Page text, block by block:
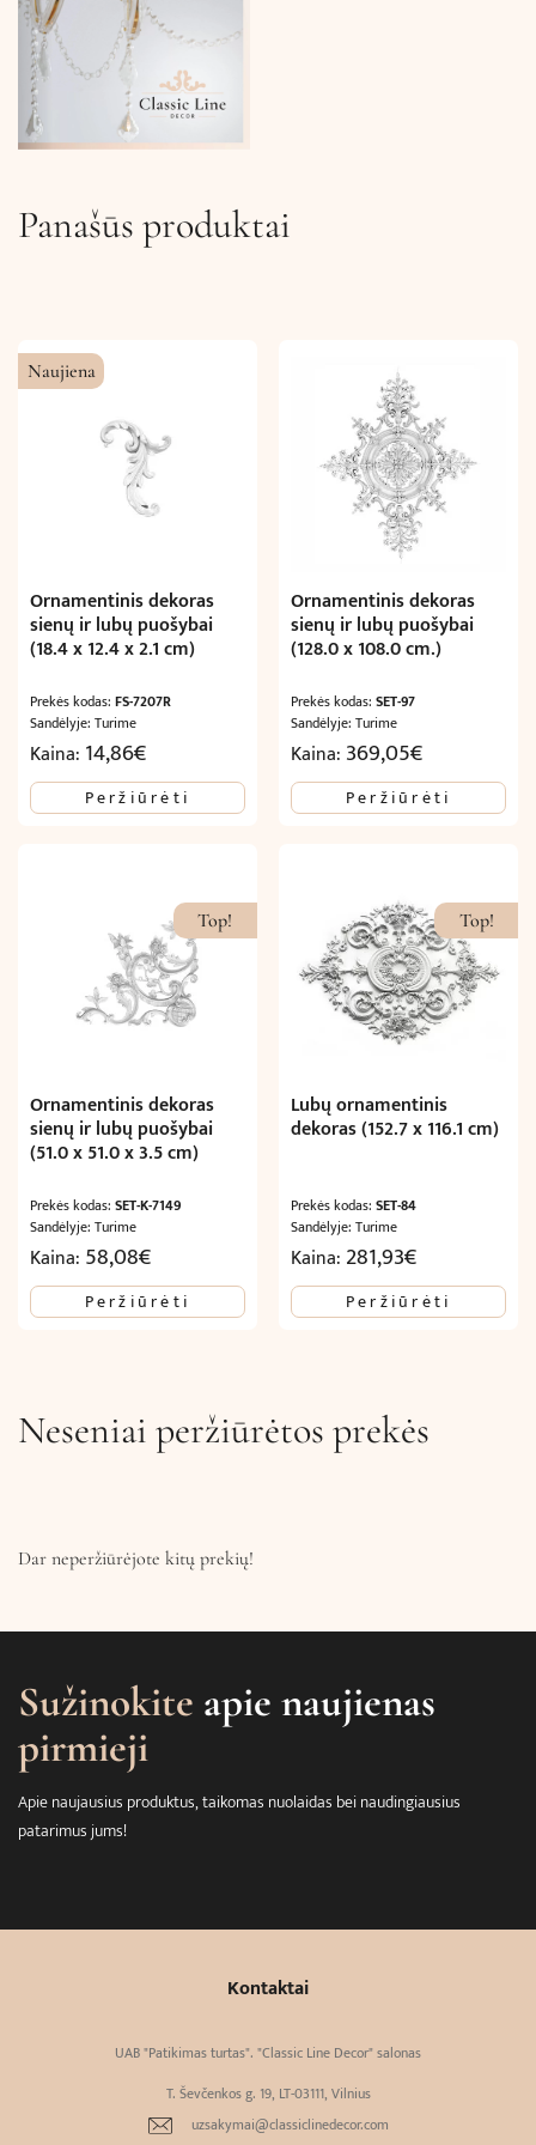
Panašūs produktai
Naujiena
Ornamentinis dekoras
sienų ir lubų puošybai
(18.4 x 12.4 x 2.1 cm)
Prekės kodas: FS-7207R
Sandėlyje: Turime
Kaina: 14,86€
Peržiūrėti
Ornamentinis dekoras
sienų ir lubų puošybai
(128.0 x 108.0 cm.)
Prekės kodas:SET-97
Sandėlyje: Turime
Kaina: 369,05€
Peržiūrėti
Top!
Ornamentinis dekoras
sienų ir lubų puošybai
(51.0 x 51.0 x 3.5 cm)
Prekės kodas: SET-K-7149
Sandėlyje: Turime
Kaina: 58,08€
Peržiūrėti
Top!
Lubų ornamentinis
dekoras (152.7 x 116.1 cm)
Prekės kodas:SET-84
Sandėlyje: Turime
Kaina: 281,93€
Peržiūrėti
Neseniai peržiūrėtos prekės
Dar neperžiūrėjote kitų prekių!
Sužinokite apie naujienas
pirmieji
Apie naujausius produktus, taikomas nuolaidas bei naudingiausius
patarimus jums!
Kontaktai
UAB "Patikimas turtas". "Classic Line Decor" salonas
T. Ševčenkos g. 19, LT-03111, Vilnius
uzsakymai@classiclinedecor.com